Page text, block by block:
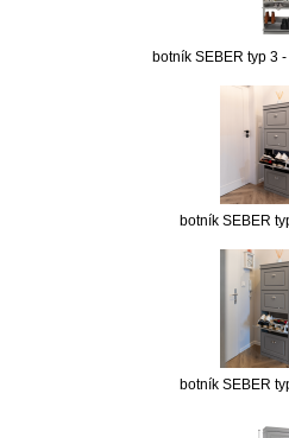
botník SEBER typ 3
botník SEBER
botník SEBER